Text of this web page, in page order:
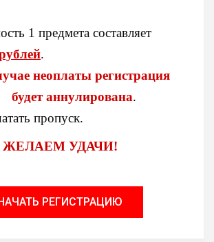
1 предмета составляет
.
неоплаты регистрация
будет аннулирована.
пропуск.
ЖЕЛАЕМ УДАЧИ!
РЕГИСТРАЦИЮ